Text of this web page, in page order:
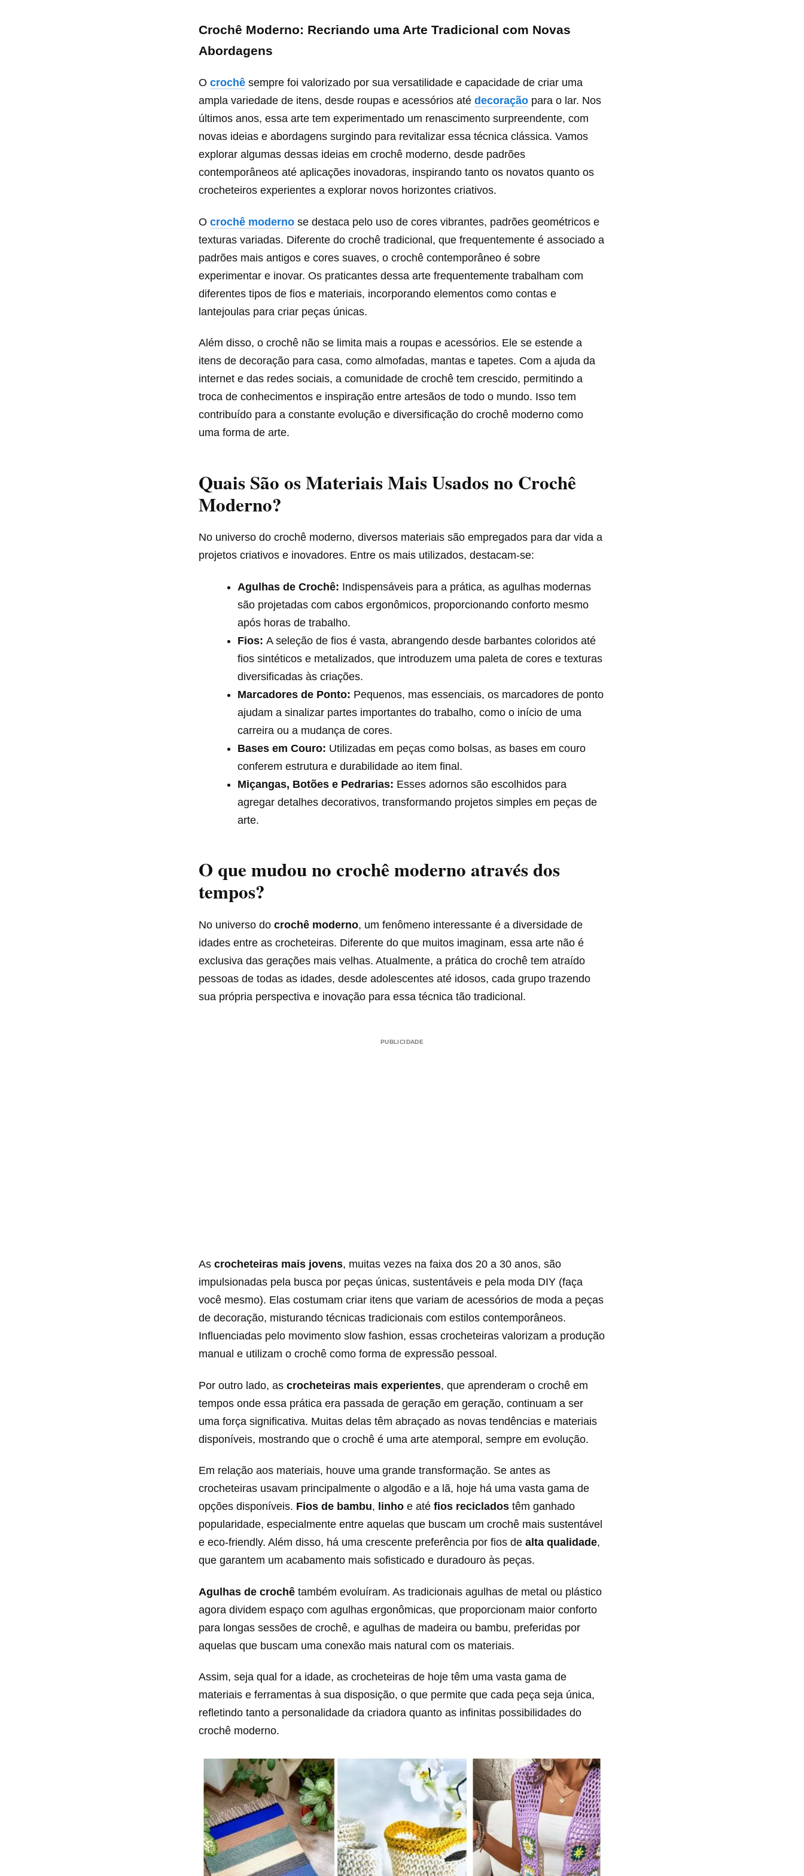
Crochê Moderno: Recriando uma Arte Tradicional com Novas
Abordagens
O crochê sempre foi valorizado por sua versatilidade e capacidade de criar uma
ampla variedade de itens, desde roupas e acessórios até decoração para o lar. Nos
últimos anos, essa arte tem experimentado um renascimento surpreendente, com
novas ideias e abordagens surgindo para revitalizar essa técnica clássica. Vamos
explorar algumas dessas ideias em crochê moderno, desde padrões
contemporâneos até aplicações inovadoras, inspirando tanto os novatos quanto os
crocheteiros experientes a explorar novos horizontes criativos.
O crochê moderno se destaca pelo uso de cores vibrantes, padrões geométricos e
texturas variadas. Diferente do crochê tradicional, que frequentemente é associado a
padrões mais antigos e cores suaves, o crochê contemporâneo é sobre
experimentar e inovar. Os praticantes dessa arte frequentemente trabalham com
diferentes tipos de fios e materiais, incorporando elementos como contas e
lantejoulas para criar peças únicas.
Além disso, o crochê não se limita mais a roupas e acessórios. Ele se estende a
itens de decoração para casa, como almofadas, mantas e tapetes. Com a ajuda da
internet e das redes sociais, a comunidade de crochê tem crescido, permitindo a
troca de conhecimentos e inspiração entre artesãos de todo o mundo. Isso tem
contribuído para a constante evolução e diversificação do crochê moderno como
uma forma de arte.
Quais São os Materiais Mais Usados no Crochê
Moderno?
No universo do crochê moderno, diversos materiais são empregados para dar vida a
projetos criativos e inovadores. Entre os mais utilizados, destacam-se:
Agulhas de Crochê: Indispensáveis para a prática, as agulhas modernas
são projetadas com cabos ergonômicos, proporcionando conforto mesmo
após horas de trabalho.
Fios: A seleção de fios é vasta, abrangendo desde barbantes coloridos até
fios sintéticos e metalizados, que introduzem uma paleta de cores e texturas
diversificadas às criações.
Marcadores de Ponto: Pequenos, mas essenciais, os marcadores de ponto
ajudam a sinalizar partes importantes do trabalho, como o início de uma
carreira ou a mudança de cores.
Bases em Couro: Utilizadas em peças como bolsas, as bases em couro
conferem estrutura e durabilidade ao item final.
Miçangas, Botões e Pedrarias: Esses adornos são escolhidos para
agregar detalhes decorativos, transformando projetos simples em peças de
arte.
O que mudou no crochê moderno através dos
tempos?
No universo do crochê moderno, um fenômeno interessante é a diversidade de
idades entre as crocheteiras. Diferente do que muitos imaginam, essa arte não é
exclusiva das gerações mais velhas. Atualmente, a prática do crochê tem atraído
pessoas de todas as idades, desde adolescentes até idosos, cada grupo trazendo
sua própria perspectiva e inovação para essa técnica tão tradicional.
PUBLICIDADE
As crocheteiras mais jovens, muitas vezes na faixa dos 20 a 30 anos, são
impulsionadas pela busca por peças únicas, sustentáveis e pela moda DIY (faça
você mesmo). Elas costumam criar itens que variam de acessórios de moda a peças
de decoração, misturando técnicas tradicionais com estilos contemporâneos.
Influenciadas pelo movimento slow fashion, essas crocheteiras valorizam a produção
manual e utilizam o crochê como forma de expressão pessoal.
Por outro lado, as crocheteiras mais experientes, que aprenderam o crochê em
tempos onde essa prática era passada de geração em geração, continuam a ser
uma força significativa. Muitas delas têm abraçado as novas tendências e materiais
disponíveis, mostrando que o crochê é uma arte atemporal, sempre em evolução.
Em relação aos materiais, houve uma grande transformação. Se antes as
crocheteiras usavam principalmente o algodão e a lã, hoje há uma vasta gama de
opções disponíveis. Fios de bambu, linho e até fios reciclados têm ganhado
popularidade, especialmente entre aquelas que buscam um crochê mais sustentável
e eco-friendly. Além disso, há uma crescente preferência por fios de alta qualidade,
que garantem um acabamento mais sofisticado e duradouro às peças.
Agulhas de crochê também evoluíram. As tradicionais agulhas de metal ou plástico
agora dividem espaço com agulhas ergonômicas, que proporcionam maior conforto
para longas sessões de crochê, e agulhas de madeira ou bambu, preferidas por
aquelas que buscam uma conexão mais natural com os materiais.
Assim, seja qual for a idade, as crocheteiras de hoje têm uma vasta gama de
materiais e ferramentas à sua disposição, o que permite que cada peça seja única,
refletindo tanto a personalidade da criadora quanto as infinitas possibilidades do
crochê moderno.